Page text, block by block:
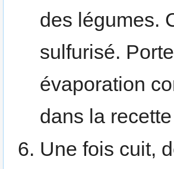
des légumes.
sulfurisé.
évaporation
dans la
Une fois cuit,